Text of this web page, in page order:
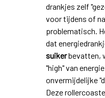
drankjes zelf
voor tijdens of
problematisch.
dat
suikerbevatten,
"high" van
onvermijdelijke
Deze